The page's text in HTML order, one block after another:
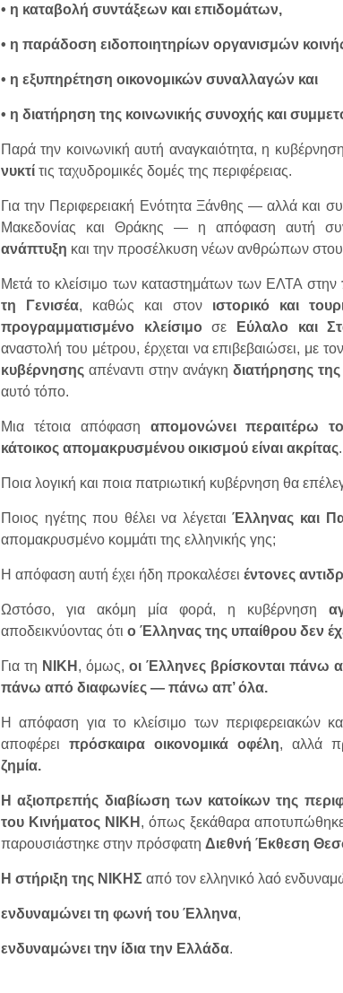
• η καταβολή συντάξεων και επιδομάτων,
• η παράδοση ειδοποιητηρίων οργανισμών
• η εξυπηρέτηση οικονομικών συναλλαγών και
• η διατήρηση της κοινωνικής συνοχής και
Παρά την κοινωνική αυτή αναγκαιότητα, η κυβέρνηση
νυκτί τις ταχυδρομικές δομές της περιφέρειας.
Για την Περιφερειακή Ενότητα Ξάνθης — αλλά και
Μακεδονίας και Θράκης — η απόφαση αυτή
ανάπτυξη και την προσέλκυση νέων ανθρώπων
Μετά το κλείσιμο των καταστημάτων των ΕΛΤΑ στην
τη Γενισέα, καθώς και στον ιστορικό και
προγραμματισμένο κλείσιμοσε Εύλαλο και
αναστολή του μέτρου, έρχεται να επιβεβαιώσει, με
κυβέρνησης απέναντι στην ανάγκηδιατήρησης
αυτό τόπο.
Μια τέτοια απόφαση απομονώνει περαιτέρω
κάτοικος απομακρυσμένου οικισμού είναι ακρίτας.
Ποια λογική και ποια πατριωτική κυβέρνηση θα
Ποιος ηγέτης που θέλει να λέγεται Έλληνας και
απομακρυσμένο κομμάτι της ελληνικής γης;
Η απόφαση αυτή έχει ήδη προκαλέσει έντονες
Ωστόσο, για ακόμη μία φορά, η κυβέρνηση
αποδεικνύοντας ότι ο Έλληνας της υπαίθρου δεν
Για τη ΝΙΚΗ , όμως,οι Έλληνες βρίσκονται πάνω
πάνω από διαφωνίες — πάνω απ’ όλα.
Η απόφαση για το κλείσιμο των περιφερειακών
αποφέρειπρόσκαιρα οικονομικά οφέλη, αλλά
ζημία.
Η αξιοπρεπής διαβίωση των κατοίκων της
του Κινήματος ΝΙΚΗ , όπως ξεκάθαρα
παρουσιάστηκε στην πρόσφατη Διεθνή Έκθεση
Η στήριξη της ΝΙΚΗΣ από τον ελληνικό λαό
ενδυναμώνει τη φωνή του Έλληνα,
ενδυναμώνει την ίδια την Ελλάδα.